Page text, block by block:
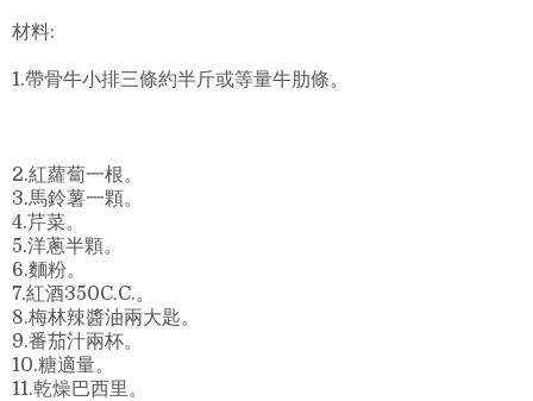
材料:
1.帶骨牛小排三條約半斤或等量牛肋條。
2.紅蘿蔔一根。
3.馬鈴薯一顆。
4.芹菜。
5.洋蔥半顆。
6.麵粉。
7.紅酒350C.C.。
8.梅林辣醬油兩大匙。
9.番茄汁兩杯。
10.糖適量。
11.乾燥巴西里。